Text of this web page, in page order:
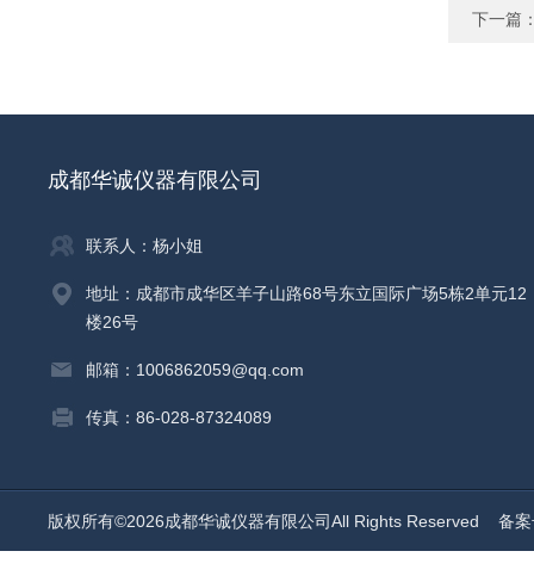
下一篇
成都华诚仪器有限公司
联系人：杨小姐
地址：成都市成华区羊子山路68号东立国际广场5栋2单元12
楼26号
邮箱：1006862059@qq.com
传真：86-028-87324089
版权所有©2026成都华诚仪器有限公司All Rights Reserved 备